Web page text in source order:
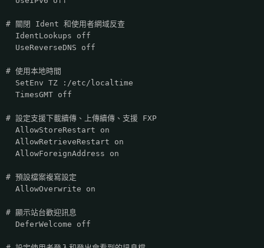
# 關閉 Ident 和使用者網域反查
IdentLookups off
UseReverseDNS off
# 使用本地時間
SetEnv TZ :/etc/localtime
TimesGMT off
# 設定支援下載續傳、上傳續傳、支援 FXP
AllowStoreRestart on
AllowRetrieveRestart on
AllowForeignAddress on
# 預設檔案複寫設定
AllowOverwrite on
# 顯示站台歡迎訊息
DeferWelcome off